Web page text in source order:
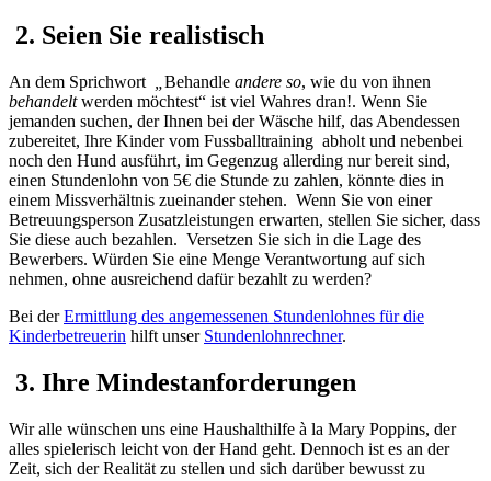
2. Seien Sie realistisch
An dem Sprichwort Behandle andere so, wie du von ihnen
behandeltwerden möchtest“ ist viel Wahres dran!. Wenn Sie
jemanden suchen, der Ihnen bei der Wäsche hilf, das Abendessen
zubereitet, Ihre Kinder vom Fussballtraining abholt und nebenbei
noch den Hund ausführt, im Gegenzug allerding nur bereit sind,
einen Stundenlohn von 5€ die Stunde zu zahlen, könnte dies in
einem Missverhältnis zueinander stehen. Wenn Sie von einer
Betreuungsperson Zusatzleistungen erwarten, stellen Sie sicher, dass
Sie diese auch bezahlen. Versetzen Sie sich in die Lage des
Bewerbers. Würden Sie eine Menge Verantwortung auf sich
nehmen, ohne ausreichend dafür bezahlt zu werden?
Bei derErmittlung des angemessenen Stundenlohnes für die
Kinderbetreuerin hilft unser Stundenlohnrechner.
3. Ihre Mindestanforderungen
Wir alle wünschen uns eine Haushalthilfe à la Mary Poppins, der
alles spielerisch leicht von der Hand geht. Dennoch ist es an der
Zeit, sich der Realität zu stellen und sich darüber bewusst zu